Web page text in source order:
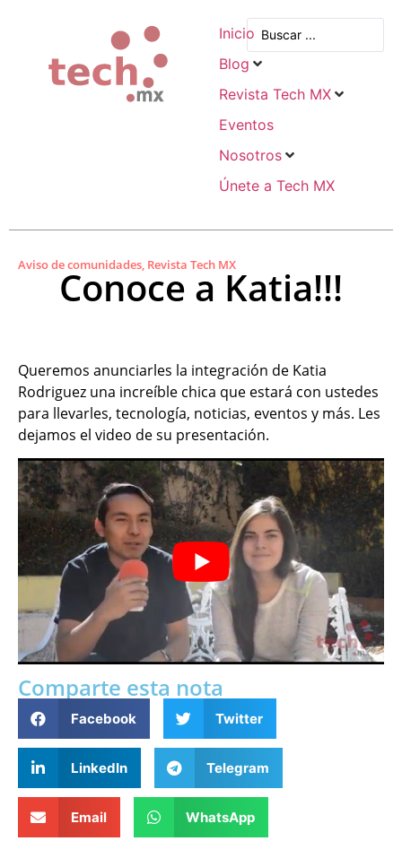
Inicio
Blog
Revista Tech MX
Eventos
Nosotros
Únete a Tech MX
Aviso de comunidades, Revista Tech MX
Conoce a Katia!!!
Queremos anunciarles la integración de Katia
Rodriguez una increíble chica que estará con ustedes
para llevarles, tecnología, noticias, eventos y más. Les
dejamos el video de su presentación.
Comparte esta nota
Facebook Twitter
LinkedIn Telegram
Email WhatsApp